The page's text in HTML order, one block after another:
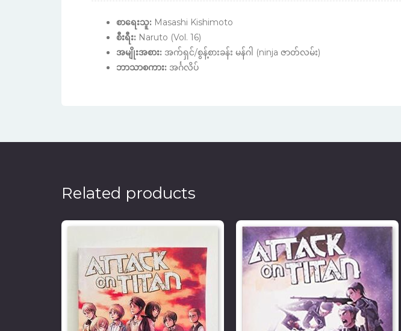
စာရေးသူ: Masashi Kishimoto
စီးရီး: Naruto (Vol. 16)
အမျိုးအစား: အက်ရှင်/စွန့်စားခန်း မန်ဂါ (ninja ဇာတ်လမ်း)
ဘာသာစကား: အင်္ဂလိပ်
Related products